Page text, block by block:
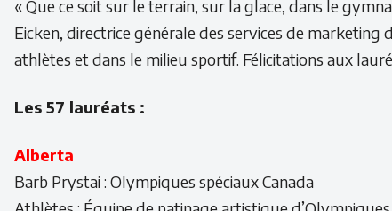
« Que ce soit sur le terrain, sur la glace, dans le
Eicken, directrice générale des services de
athlètes et dans le milieu sportif. Félicitations aux
Les 57 lauréats :
Alberta
Barb Prystai : Olympiques spéciaux Canada